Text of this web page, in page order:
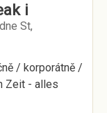
i
dne St,
/ korporátně /
Zeit - alles